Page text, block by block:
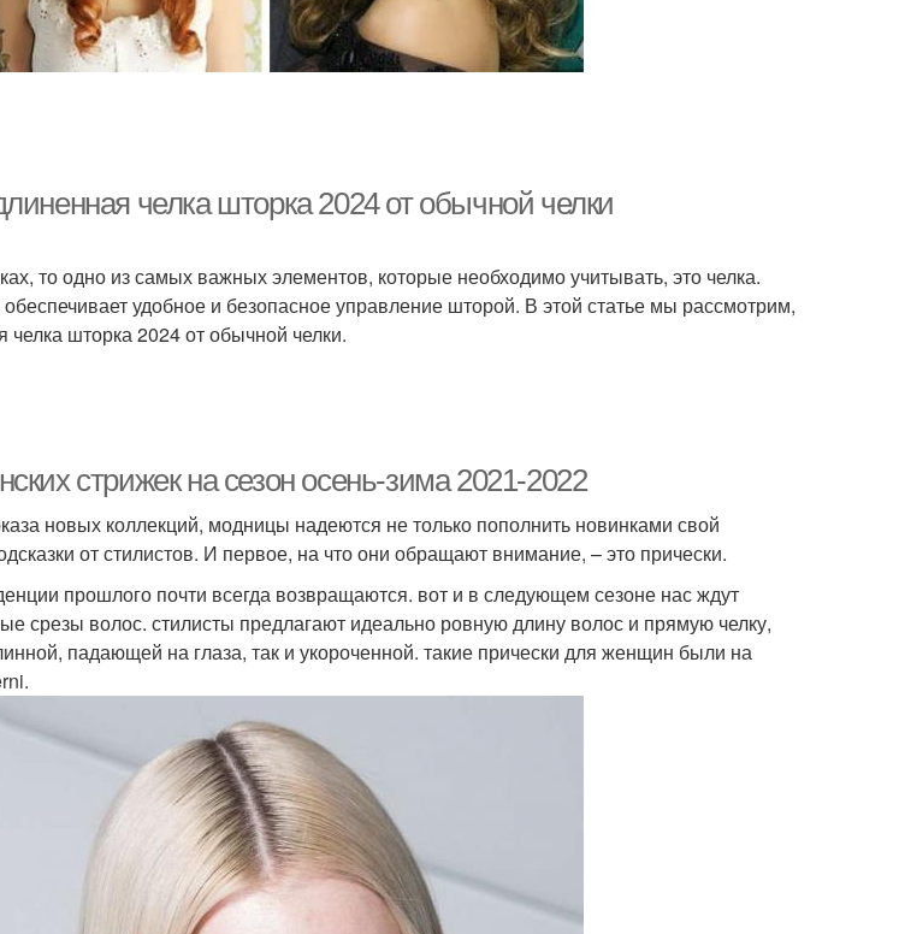
челка шторка 2024 от обычной челки
то одно из самых важных элементов, которые необходимо учитывать, это челка.
обеспечивает удобное и безопасное управление шторой. В этой статье мы рассмотрим,
челка шторка 2024 от обычной челки.
стрижек на сезон осень-зима 2021-2022
новых коллекций, модницы надеются не только пополнить новинками свой
от стилистов. И первое, на что они обращают внимание, – это прически.
прошлого почти всегда возвращаются. вот и в следующем сезоне нас ждут
срезы волос. стилисты предлагают идеально ровную длину волос и прямую челку,
падающей на глаза, так и укороченной. такие прически для женщин были на